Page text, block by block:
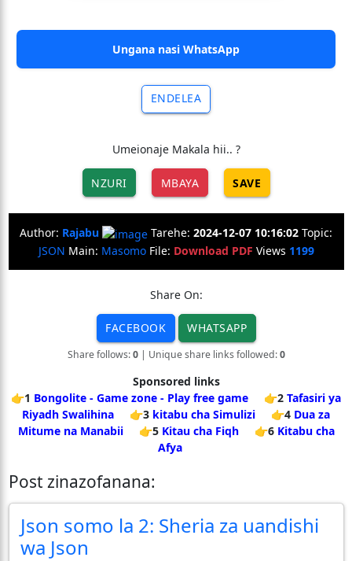
Ungana nasi WhatsApp
ENDELEA
Umeionaje Makala hii.. ?
NZURI MBAYA SAVE
Author: Rajabu Tarehe: 2024-12-07 10:16:02 Topic:
JSON Main: MasomoFile: Download PDF Views 1199
Share On:
FACEBOOK WHATSAPP
Share follows:0| Unique share links followed:0
Sponsored links
👉1 Bongolite - Game zone - Play free game 👉2 Tafasiri ya
Riyadh Swalihina
👉3 kitabu cha Simulizi 👉4 Dua za
Mitume na Manabii
👉5 Kitau cha Fiqh 👉6 Kitabu cha
Afya
Post zinazofanana:
Json somo la 2: Sheria za uandishi
wa Json